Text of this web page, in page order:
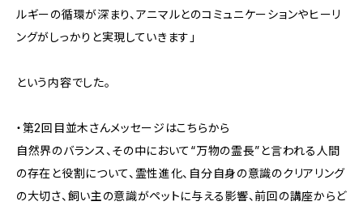
ルギーの循環が深まり、アニマルとのコミュニケーションやヒーリ
ングがしっかりと実現していきます」
という内容でした。
・第2回目並木さんメッセージはこちらから
自然界のバランス、その中において“万物の霊長”と言われる人間
の存在と役割について、霊性進化、自分自身の意識のクリアリング
の大切さ、飼い主の意識がペットに与える影響、前回の講座からど